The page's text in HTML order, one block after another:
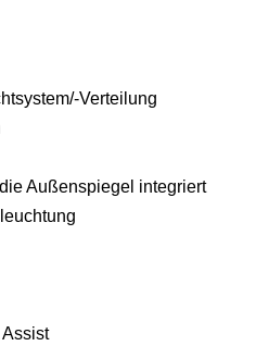
Verteilung
Außenspiegel integriert